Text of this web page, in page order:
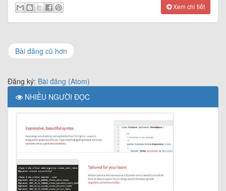
Xem chi tiết
Bài đăng cũ hơn
Đăng ký: Bài đăng (Atom)
NHIỀU NGƯỜI ĐỌC